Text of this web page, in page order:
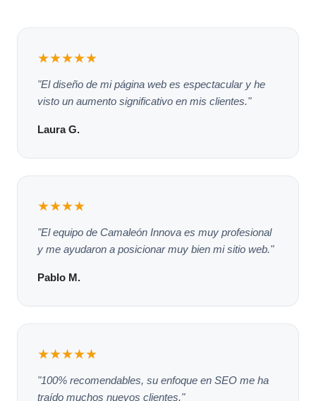
★★★★★
"El diseño de mi página web es espectacular y he
visto un aumento significativo en mis clientes."
Laura G.
★★★★
"El equipo de Camaleón Innova es muy profesional
y me ayudaron a posicionar muy bien mi sitio web."
Pablo M.
★★★★★
"100% recomendables, su enfoque en SEO me ha
traído muchos nuevos clientes."